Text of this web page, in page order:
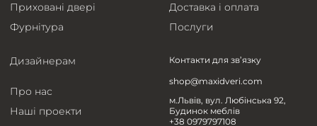
Приховані двері
Фурнітура
Доставка і оплата
Послуги
Дизайнерам
Про нас
Наші проекти
Контакти для зв’язку
shop@maxidveri.com
м.Львів, вул. Любінська 92,
Будинок меблів
+38 0979797108